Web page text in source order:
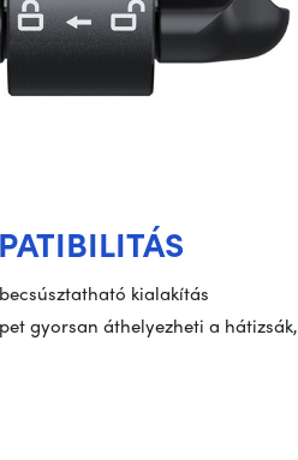
kialakítás
gyorsan áthelyezheti a hátizsák,